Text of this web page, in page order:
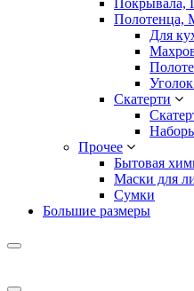
Покрывала,
Полотенца,
Для
Скатерти
Прочее
Бытовая
Маски для
Сумки
Большие размеры